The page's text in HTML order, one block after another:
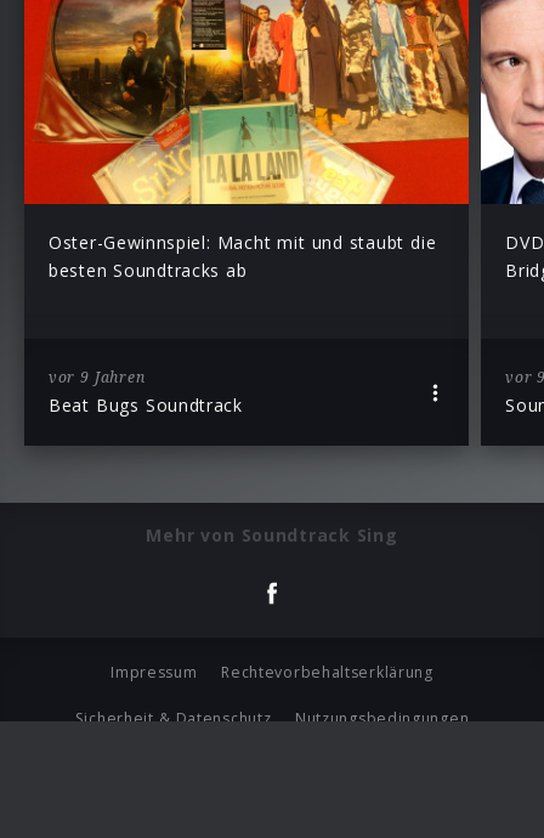
Oster-Gewinnspiel: Macht mit und staubt die
besten Soundtracks ab
vor 9 Jahren
Beat Bugs Soundtrack
vor
Mehr von Soundtrack Sing
Impressum Rechtevorbehaltserklärung
Sicherheit & Datenschutz Nutzungsbedingungen